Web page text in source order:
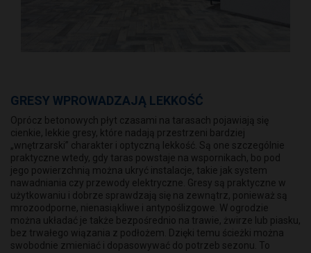
GRESY WPROWADZAJĄ LEKKOŚĆ
Oprócz betonowych płyt czasami na tarasach pojawiają się
cienkie, lekkie gresy, które nadają przestrzeni bardziej
„wnętrzarski” charakter i optyczną lekkość. Są one szczególnie
praktyczne wtedy, gdy taras powstaje na wspornikach, bo pod
jego powierzchnią można ukryć instalacje, takie jak system
nawadniania czy przewody elektryczne. Gresy są praktyczne w
użytkowaniu i dobrze sprawdzają się na zewnątrz, ponieważ są
mrozoodporne, nienasiąkliwe i antypoślizgowe. W ogrodzie
można układać je także bezpośrednio na trawie, żwirze lub piasku,
bez trwałego wiązania z podłożem. Dzięki temu ścieżki można
swobodnie zmieniać i dopasowywać do potrzeb sezonu. To